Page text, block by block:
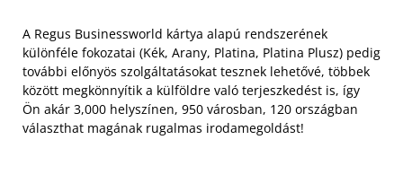
A Regus Businessworld kártya alapú rendszerének
különféle fokozatai (Kék, Arany, Platina, Platina Plusz) pedig
további előnyös szolgáltatásokat tesznek lehetővé, többek
között megkönnyítik a külföldre való terjeszkedést is, így
Ön akár 3,000 helyszínen, 950 városban, 120 országban
választhat magának rugalmas irodamegoldást!